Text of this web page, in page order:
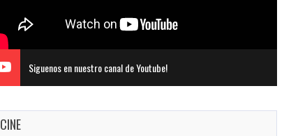
Siguenos en nuestro canal de Youtube!
CINE